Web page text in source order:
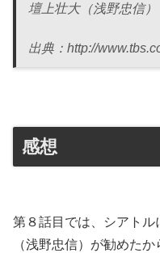
壇上壮大（浅野忠信）
出典：http://
感想
第８話目では、シアト
（浅野忠信）が勧めた